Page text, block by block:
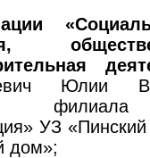
Юлии
УЗ
дом»;